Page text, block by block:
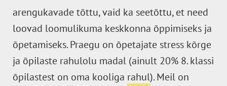
arengukavade tõttu, vaid ka seetõttu, et need
loovad loomulikuma keskkonna õppimiseks ja
õpetamiseks. Praegu on õpetajate stress kõrge
ja õpilaste rahulolu madal (ainult 20% 8. klassi
õpilastest on oma kooliga rahul). Meil on